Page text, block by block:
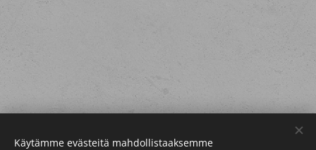
Käytämme evästeitä mahdollistaaksemme